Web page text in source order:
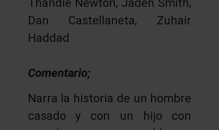
Thandie Newton, Jaden Smith,
Dan Castellaneta, Zuhair
Haddad
Comentario;
Narra la historia de un hombre
casado y con un hijo con